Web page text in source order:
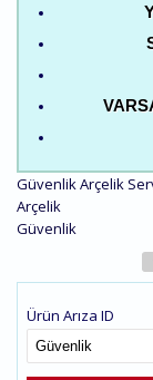
Güvenlik Arçelik
Arçelik
Güvenlik
Ürün Arıza ID